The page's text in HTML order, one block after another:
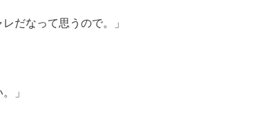
だなって思うので。」
」